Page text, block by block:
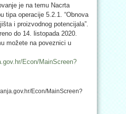
je na temu Nacrta
tipa operacije 5.2.1. “Obnova
i proizvodnog potencijala”.
do 14. listopada 2020.
možete na poveznici u
Econ/MainScreen?
Econ/MainScreen?